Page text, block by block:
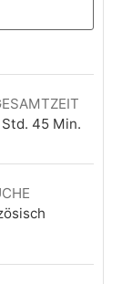
Std. 45 Min.